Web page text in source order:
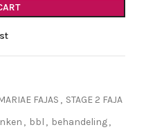
FAJAS , STAGE 2 FAJA
, bbl , behandeling,